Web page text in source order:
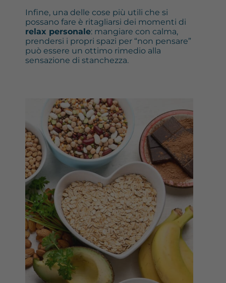
Infine, una delle cose più utili che si
possano fare è ritagliarsi dei momenti di
relax personale: mangiare con calma,
prendersi i propri spazi per “non pensare”
può essere un ottimo rimedio alla
sensazione di stanchezza.